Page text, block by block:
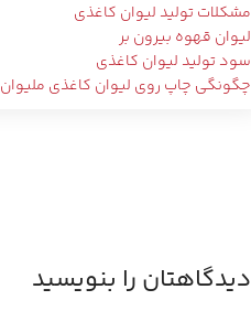
مشکلات تولید لیوان کاغذی
لیوان قهوه بیرون بر
سود تولید لیوان کاغذی
چگونگی چاپ روی لیوان کاغذی ملیوان
دیدگاهتان را بنویسید